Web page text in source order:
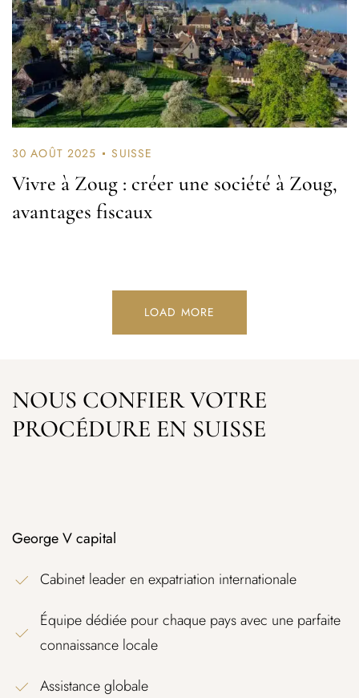
30 AOÛT 2025 SUISSE
Vivre à Zoug : créer une société à Zoug,
avantages fiscaux
LOAD MORE
NOUS CONFIER VOTRE
PROCÉDURE EN SUISSE
George V capital
Cabinet leader en expatriation internationale
Équipe dédiée pour chaque pays avec une parfaite
connaissance locale
Assistance globale